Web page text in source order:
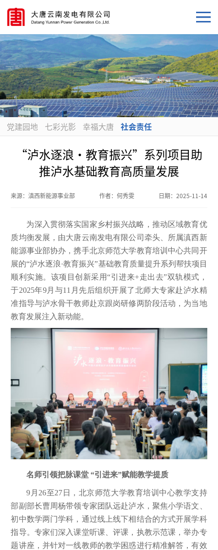
党建园地 七彩光影 幸福大唐 社会责任
“泸水逐浪•教育振兴”系列项目助
推泸水基础教育高质量发展
来源：滇西新能源事业部 作者： 何秀雯 日期： 2025-11-14
为深入贯彻落实国家乡村振兴战略，推动区域教育优
质均衡发展，由大唐云南发电有限公司牵头、所属滇西新
能源事业部协办，携手北京师范大学教育培训中心共同开
展的“泸水逐浪·教育振兴”基础教育质量提升系列帮扶项目
顺利实施。该项目创新采用“引进来+走出去”双轨模式，
于2025年9月与11月先后组织开展了北师大专家赴泸水精
准指导与泸水骨干教师赴京跟岗研修两阶段活动，为当地
教育发展注入新动能。
名师引领把脉课堂 “引进来”赋能教学提质
9月26至27日，北京师范大学教育培训中心教学支持
部副部长曹周杨带领专家团队远赴泸水，聚焦小学语文、
初中数学两门学科，通过线上线下相结合的方式开展学科
指导。专家们深入课堂听课、评课，执教示范课，举办专
题讲座，并针对一线教师的教学困惑进行精准解答，有效